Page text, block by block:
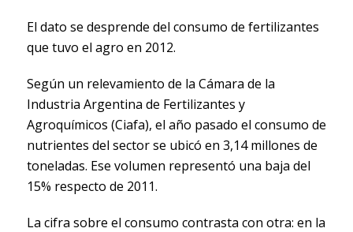
El dato se desprende del consumo de fertilizantes
que tuvo el agro en 2012.
Según un relevamiento de la Cámara de la
Industria Argentina de Fertilizantes y
Agroquímicos (Ciafa), el año pasado el consumo de
nutrientes del sector se ubicó en 3,14 millones de
toneladas. Ese volumen representó una baja del
15% respecto de 2011.
La cifra sobre el consumo contrasta con otra: en la